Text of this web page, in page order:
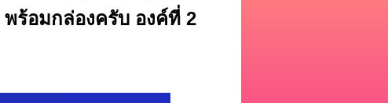
พร้อมกล่องครับ องค์ที่ 2